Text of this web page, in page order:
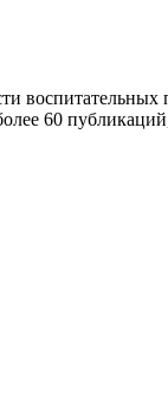
воспитательных
60